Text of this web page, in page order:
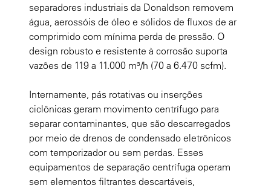
separadores industriais da Donaldson removem
água, aerossóis de óleo e sólidos de fluxos de ar
comprimido com mínima perda de pressão. O
design robusto e resistente à corrosão suporta
vazões de 119 a 11.000 m³/h (70 a 6.470 scfm).
Internamente, pás rotativas ou inserções
ciclônicas geram movimento centrífugo para
separar contaminantes, que são descarregados
por meio de drenos de condensado eletrônicos
com temporizador ou sem perdas. Esses
equipamentos de separação centrífuga operam
sem elementos filtrantes descartáveis,